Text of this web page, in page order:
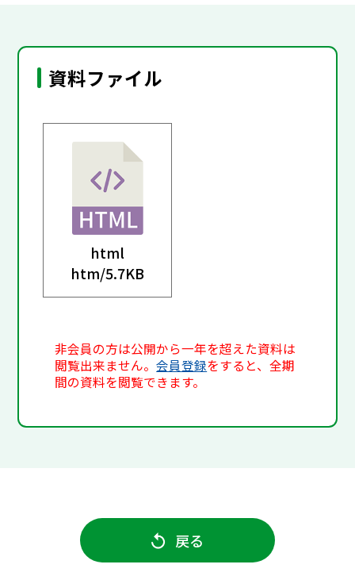
資料ファイル
html
htm/5.7KB
非会員の方は公開から一年を超えた資料は
閲覧出来ません。会員登録をすると、全期
間の資料を閲覧できます。
戻る